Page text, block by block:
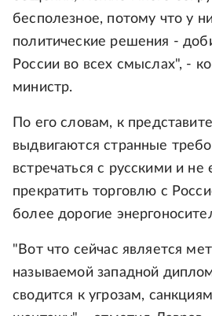
бесполезное, потому что у
политические решения -
России во всех смыслах", -
министр.
По его словам, к
выдвигаются странные
встречаться с русскими и не
прекратить торговлю с
более дорогие
"Вот что сейчас является
называемой западной
сводится к угрозам,